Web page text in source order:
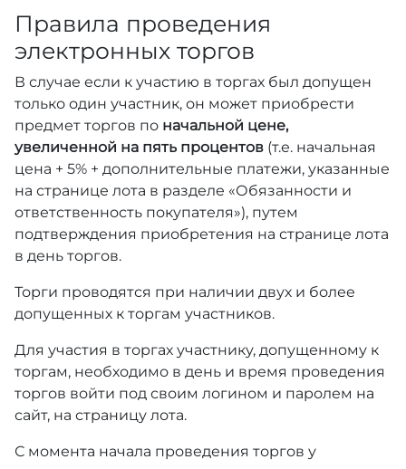
Правила проведения
электронных торгов
В случае если к участию в торгах был допущен
только один участник, он может приобрести
предмет торгов по начальной цене,
увеличенной на пять процентов (т.е. начальная
цена + 5% + дополнительные платежи, указанные
на странице лота в разделе «Обязанности и
ответственность покупателя»), путем
подтверждения приобретения на странице лота
в день торгов.
Торги проводятся при наличии двух и более
допущенных к торгам участников.
Для участия в торгах участнику, допущенному к
торгам, необходимо в день и время проведения
торгов войти под своим логином и паролем на
сайт, на страницу лота.
С момента начала проведения торгов у